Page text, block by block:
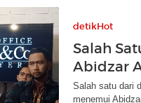
detikHot
Salah
Abidzar
Salah satu dari
menemui